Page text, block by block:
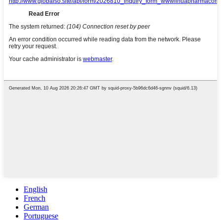
English
French
German
Portuguese